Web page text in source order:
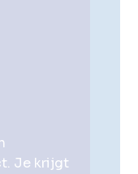
Je krijgt